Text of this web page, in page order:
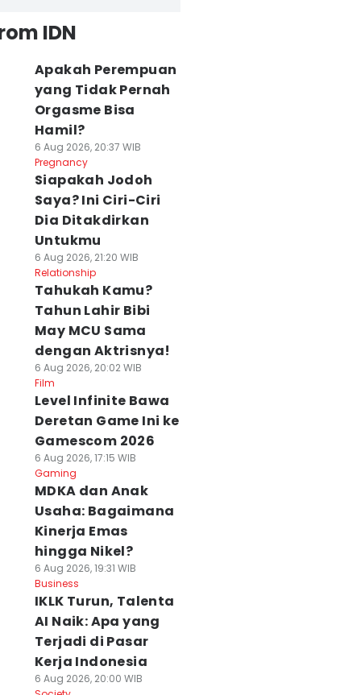
IDN
Apakah Perempuan
yang Tidak Pernah
Orgasme Bisa
Hamil?
6 Aug 2026, 20:37 WIB
Pregnancy
Siapakah Jodoh
Saya? Ini Ciri-Ciri
Dia Ditakdirkan
Untukmu
6 Aug 2026, 21:20 WIB
Relationship
Tahukah Kamu?
Tahun Lahir Bibi
May MCU Sama
dengan Aktrisnya!
6 Aug 2026, 20:02 WIB
Film
Level Infinite Bawa
Deretan Game Ini ke
Gamescom 2026
6 Aug 2026, 17:15 WIB
Gaming
MDKA dan Anak
Usaha: Bagaimana
Kinerja Emas
hingga Nikel?
6 Aug 2026, 19:31 WIB
Business
IKLK Turun, Talenta
AI Naik: Apa yang
Terjadi di Pasar
Kerja Indonesia
6 Aug 2026, 20:00 WIB